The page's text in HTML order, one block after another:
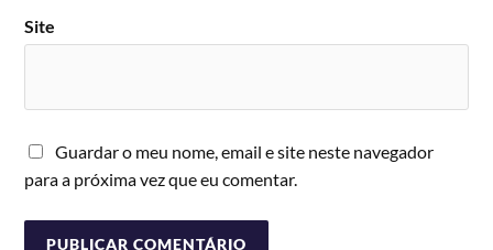
Site
Guardar o meu nome, email e site neste navegador
para a próxima vez que eu comentar.